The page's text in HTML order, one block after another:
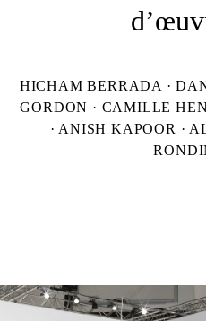
HICHAM BERRADA ·
GORDON · CAMILLE
· ANISH KAPOOR ·